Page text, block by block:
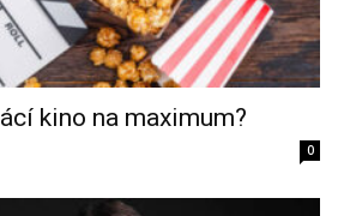
kino na maximum?
0